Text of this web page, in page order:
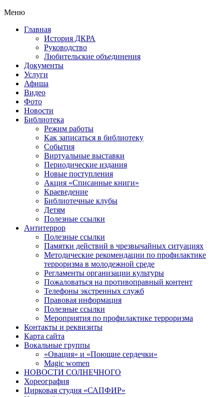
Меню
Главная
История ДКРА
Руководство
Любительские объединения
Документы
Услуги
Афиша
Видео
Фото
Новости
Библиотека
Режим работы
Как записаться в библиотеку
События
Виртуальные выставки
Периодические издания
Новые поступления
Акция «Списанные книги»
Краеведение
Библиотечные клубы
Детям
Полезные ссылки
Антитеррор
Полезные ссылки
Памятки действий в чрезвычайных ситуациях
Методические рекомендации по профилактике
терроризма в молодежной среде
Регламенты организации культуры
Пожаловаться на противоправный контент
Телефоны экстренных служб
Правовая информация
Полезные ссылки
Мероприятия по профилактике терроризма
Контакты и реквизиты
Карта сайта
Вокальные группы
«Овация» и «Поющие сердечки»
Magic women
НОВОСТИ СОЛНЕЧНОГО
Хореография
Цирковая студия «САПФИР»